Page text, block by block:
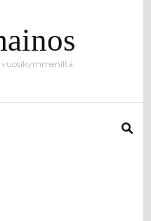
vuosikymmeniltä